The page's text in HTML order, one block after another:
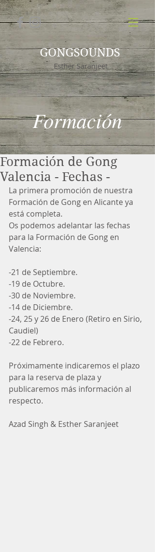
GONGSOUNDS
Esther Saranjeet
Formación
Formación de Gong
Valencia - Fechas -
La primera promoción de nuestra
Formación de Gong en Alicante ya
está completa.
Os podemos adelantar las fechas
para la Formación de Gong en
Valencia:
-21 de Septiembre.
-19 de Octubre.
-30 de Noviembre.
-14 de Diciembre.
-24, 25 y 26 de Enero (Retiro en Sirio,
Caudiel)
-22 de Febrero.
Próximamente indicaremos el plazo
para la reserva de plaza y
publicaremos más información al
respecto.
Azad Singh & Esther Saranjeet